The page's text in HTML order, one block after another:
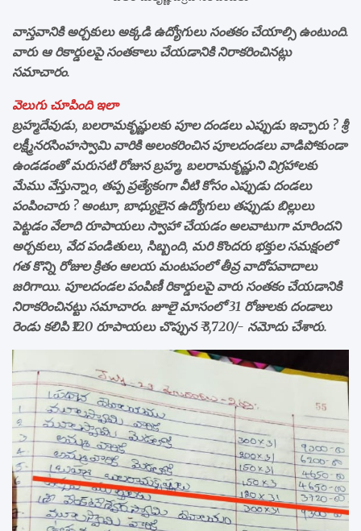
వాస్తవానికి అర్చకులు అక్కడి ఉద్యోగులు సంతకం చేయాల్సి ఉంటుంది.
వారు ఆ రికార్డులపై సంతకాలు చేయడానికి నిరాకరించినట్లు
సమాచారం.
వెలుగు చూపింది ఇలా
బ్రహ్మదేవుడు, బలరామకృష్ణులకు పూల దండలు ఎప్పుడు ఇచ్చారు ? శ్రీ
లక్ష్మీనరసింహస్వామి వారికి అలంకరించిన పూలదండలు వాడిపోకుండా
ఉండడంతో మరుసటి రోజున బ్రహ్మ, బలరామకృష్ణుని విగ్రహాలకు
మేము వేస్తున్నాం, తప్ప ప్రత్యేకంగా వీటి కోసం ఎప్పుడు దండలు
పంపించారు ? అంటూ, బాధ్యులైన ఉద్యోగులు తప్పుడు బిల్లులు
పెట్టడం వేలాది రూపాయలు స్వాహా చేయడం అలవాటుగా మారిందని
అర్చకులు, వేద పండితులు, సిబ్బంది, మరి కొందరు భక్తుల సమక్షంలో
గత కొన్ని రోజుల క్రితం ఆలయ మంటపంలో తీవ్ర వాదోపవాదాలు
జరిగాయి. పూలదండల పంపిణీ రికార్డులపై వారు సంతకం చేయడానికి
నిరాకరించినట్టు సమాచారం. జూలై మాసంలో 31 రోజులకు దండాలు
రెండు కలిపి ₹120 రూపాయలు చొప్పున ₹ 3,720/- నమోదు చేశారు.